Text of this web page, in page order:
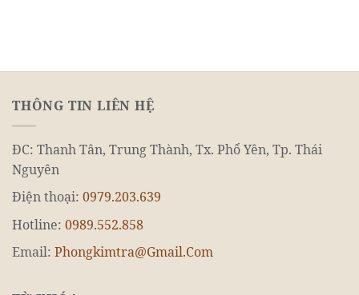
THÔNG TIN LIÊN HỆ
ĐC: Thanh Tân, Trung Thành, Tx. Phổ Yên, Tp. Thái
Nguyên
Điện thoại: 0979.203.639
Hotline: 0989.552.858
Email: Phongkimtra@Gmail.Com